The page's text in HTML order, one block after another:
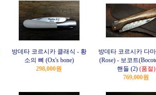
방데타 코르시카 클래식 - 황
소의 뼈 (Ox's bone)
298,000원
방데타 코르시카 다
(Rose) - 보코트
핸들 (2) (품절)
769,000원